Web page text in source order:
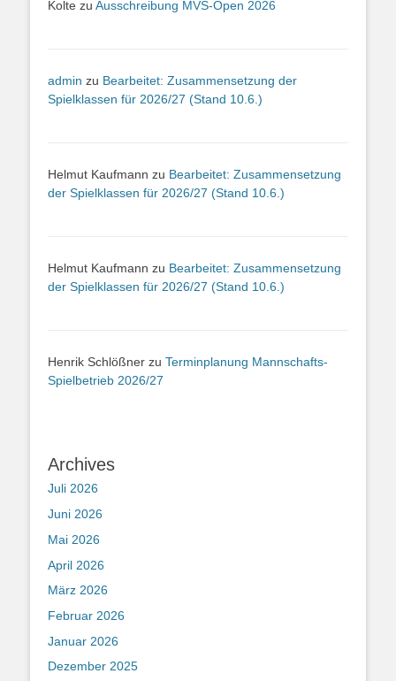
Kolte zu Ausschreibung MVS-Open 2026
admin zu Bearbeitet: Zusammensetzung der
Spielklassen für 2026/27 (Stand 10.6.)
Helmut Kaufmann zu Bearbeitet: Zusammensetzung
der Spielklassen für 2026/27 (Stand 10.6.)
Helmut Kaufmann zu Bearbeitet: Zusammensetzung
der Spielklassen für 2026/27 (Stand 10.6.)
Henrik Schlößner zu Terminplanung Mannschafts-
Spielbetrieb 2026/27
Archives
Juli 2026
Juni 2026
Mai 2026
April 2026
März 2026
Februar 2026
Januar 2026
Dezember 2025